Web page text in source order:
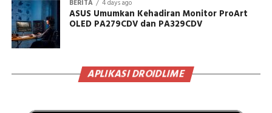
BERITA 4 days ago
ASUS Umumkan Kehadiran Monitor ProArt
OLED PA279CDV dan PA329CDV
APLIKASI DROIDLIME